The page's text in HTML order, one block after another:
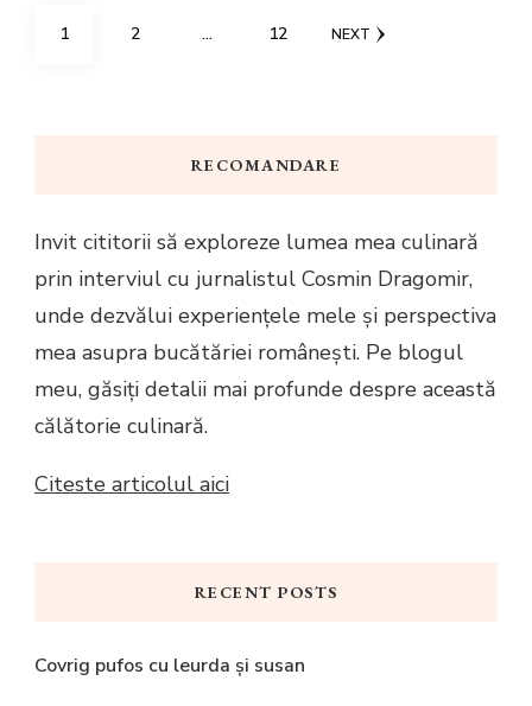
Posts
PAGE
1 PAGE
2 … PAGE
12 NEXT
RECOMANDARE
Invit cititorii să exploreze lumea mea culinară
prin interviul cu jurnalistul Cosmin Dragomir,
unde dezvălui experiențele mele și perspectiva
mea asupra bucătăriei românești. Pe blogul
meu, găsiți detalii mai profunde despre această
călătorie culinară.
Citeste articolul aici
RECENT POSTS
Covrig pufos cu leurda și susan